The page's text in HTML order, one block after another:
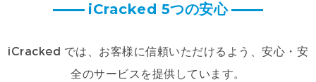
iCracked 5つの安心
iCracked では、お客様に信頼いただけるよう、安心・安
全のサービスを提供しています。